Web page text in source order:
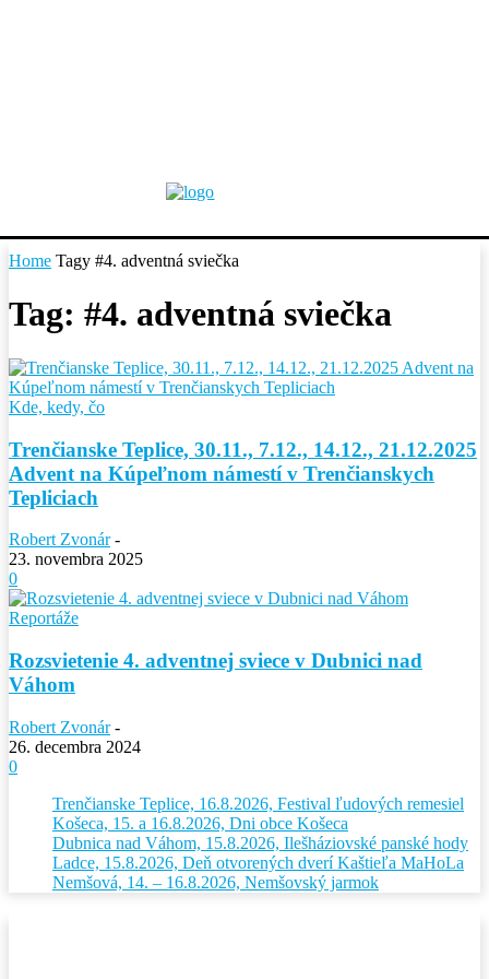
Home Tagy #4. adventná sviečka
Tag: #4. adventná sviečka
Kde, kedy, čo
Trenčianske Teplice, 30.11., 7.12., 14.12., 21.12.2025
Advent na Kúpeľnom námestí v Trenčianskych
Tepliciach
Robert Zvonár -
23. novembra 2025
0
Reportáže
Rozsvietenie 4. adventnej sviece v Dubnici nad
Váhom
Robert Zvonár -
26. decembra 2024
0
Trenčianske Teplice, 16.8.2026, Festival ľudových remesiel
Košeca, 15. a 16.8.2026, Dni obce Košeca
Dubnica nad Váhom, 15.8.2026, Ilešháziovské panské hody
Ladce, 15.8.2026, Deň otvorených dverí Kaštieľa MaHoLa
Nemšová, 14. – 16.8.2026, Nemšovský jarmok